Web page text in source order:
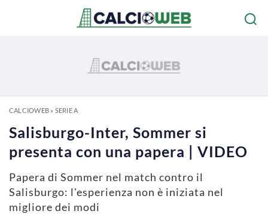
CALCIOWEB» SERIE A
Salisburgo-Inter, Sommer si
presenta con una papera | VIDEO
Papera di Sommer nel match contro il
Salisburgo: l'esperienza non è iniziata nel
migliore dei modi